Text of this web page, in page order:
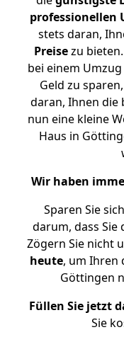
professionellen
stets daran,
Preisezu
bei einem
Geld zu
daran, Ihnen die
nun eine kleine
Haus in
Wir haben
Sparen Sie
darum, dass Sie
Zögern Sie nicht
heute, um Ihren
Göttingen
Füllen Sie jetzt
Sie